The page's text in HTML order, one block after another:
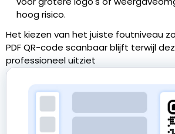
hoog risico.
Het kiezen van het juiste foutniveau
PDF QR-code scanbaar blijft terwijl
professioneel uitziet